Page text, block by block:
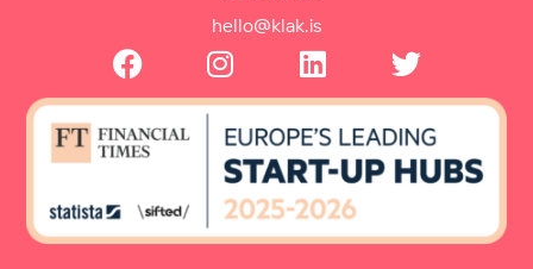
hello@klak.is